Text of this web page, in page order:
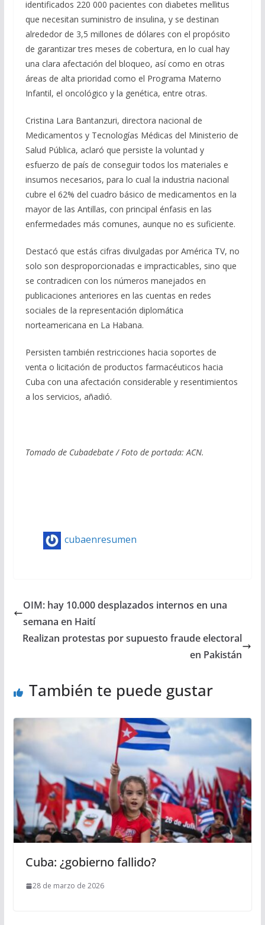
identificados 220 000 pacientes con diabetes mellitus
que necesitan suministro de insulina, y se destinan
alrededor de 3,5 millones de dólares con el propósito
de garantizar tres meses de cobertura, en lo cual hay
una clara afectación del bloqueo, así como en otras
áreas de alta prioridad como el Programa Materno
Infantil, el oncológico y la genética, entre otras.
Cristina Lara Bantanzuri, directora nacional de
Medicamentos y Tecnologías Médicas del Ministerio de
Salud Pública, aclaró que persiste la voluntad y
esfuerzo de país de conseguir todos los materiales e
insumos necesarios, para lo cual la industria nacional
cubre el 62% del cuadro básico de medicamentos en la
mayor de las Antillas, con principal énfasis en las
enfermedades más comunes, aunque no es suficiente.
Destacó que estás cifras divulgadas por América TV, no
solo son desproporcionadas e impracticables, sino que
se contradicen con los números manejados en
publicaciones anteriores en las cuentas en redes
sociales de la representación diplomática
norteamericana en La Habana.
Persisten también restricciones hacia soportes de
venta o licitación de productos farmacéuticos hacia
Cuba con una afectación considerable y resentimientos
a los servicios, añadió.
Tomado de Cubadebate / Foto de portada: ACN.
cubaenresumen
OIM: hay 10.000 desplazados internos en una
semana en Haití
Realizan protestas por supuesto fraude electoral
en Pakistán
También te puede gustar
Cuba: ¿gobierno fallido?
28 de marzo de 2026